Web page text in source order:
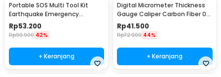
Portable SOS Multi Tool Kit
Earthquake Emergency
Outdoor Survival - JT21
Rp53.200
Rp90.900 42%
+ Keranjang
Digital Micrometer Thickness
Gauge Caliper Carbon Fiber 0-
12.7mm - TDT25
Rp41.500
Rp72.900 44%
+ Keranjang